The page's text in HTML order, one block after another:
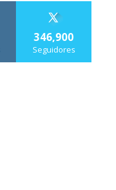
346,900
Seguidores